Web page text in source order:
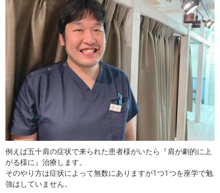
例えば五十肩の症状で来られた患者様がいたら『肩が劇的に上
がる様に』治療します。
そのやり方は症状によって無数にありますが1つ1つを座学で勉
強はしていません。